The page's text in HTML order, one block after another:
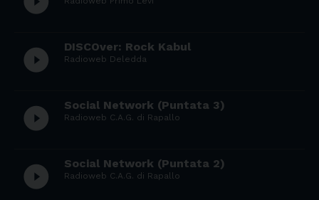
play_circle_filled DISCOver: Rock Kabul
Radioweb Deledda
play_circle_filled Social Network (Puntata 3)
Radioweb C.A.G. di Rapallo
play_circle_filled Social Network (Puntata 2)
Radioweb C.A.G. di Rapallo